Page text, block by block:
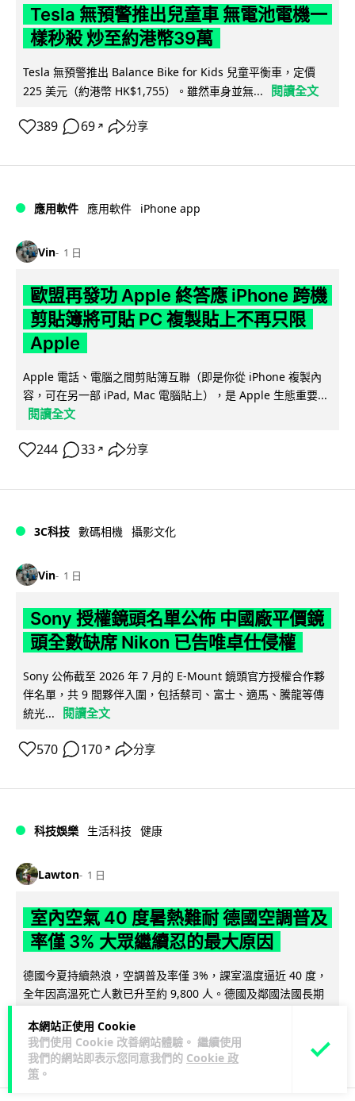
本網站正使用 Cookie
我們使用 Cookie 改善網站體驗。 繼續使用
我們的網站即表示您同意我們的 Cookie 政
策 。
Tesla 無預警推出兒童車 無電池電機一
樣秒殺 炒至約港幣39萬
Tesla 無預警推出 Balance Bike for Kids 兒童平衡車，定價
225 美元（約港幣 HK$1,755）。雖然車身並無...
閱讀全文
389 69 ↗ 分享
應用軟件 應用軟件 iPhone app
Vin 1 日
歐盟再發功 Apple 終答應 iPhone 跨機
剪貼簿將可貼 PC 複製貼上不再只限
Apple
Apple 電話、電腦之間剪貼簿互聯（即是你從 iPhone 複製內
容，可在另一部 iPad, Mac 電腦貼上），是 Apple 生態重要...
閱讀全文
244 33 ↗ 分享
3C科技 數碼相機 攝影文化
Vin 1 日
Sony 授權鏡頭名單公佈 中國廠平價鏡
頭全數缺席 Nikon 已告唯卓仕侵權
Sony 公佈截至 2026 年 7 月的 E-Mount 鏡頭官方授權合作夥
伴名單，共 9 間夥伴入圍，包括蔡司、富士、適馬、騰龍等傳
統光...
閱讀全文
570 170 ↗ 分享
科技娛樂 生活科技 健康
Lawton 1 日
室內空氣 40 度暑熱難耐 德國空調普及
率僅 3% 大眾繼續忍的最大原因
德國今夏持續熱浪，空調普及率僅 3%，課室溫度逼近 40 度，
全年因高溫死亡人數已升至約 9,800 人。德國及鄰國法國長期
136 22 ↗ 分享